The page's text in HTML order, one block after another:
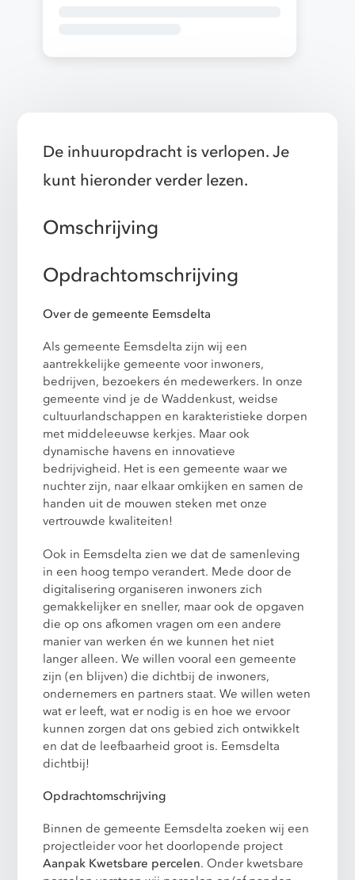
De inhuuropdracht is verlopen. Je
kunt hieronder verder lezen.
Omschrijving
Opdrachtomschrijving
Over de gemeente Eemsdelta
Als gemeente Eemsdelta zijn wij een
aantrekkelijke gemeente voor inwoners,
bedrijven, bezoekers én medewerkers. In onze
gemeente vind je de Waddenkust, weidse
cultuurlandschappen en karakteristieke dorpen
met middeleeuwse kerkjes. Maar ook
dynamische havens en innovatieve
bedrijvigheid. Het is een gemeente waar we
nuchter zijn, naar elkaar omkijken en samen de
handen uit de mouwen steken met onze
vertrouwde kwaliteiten!
Ook in Eemsdelta zien we dat de samenleving
in een hoog tempo verandert. Mede door de
digitalisering organiseren inwoners zich
gemakkelijker en sneller, maar ook de opgaven
die op ons afkomen vragen om een andere
manier van werken én we kunnen het niet
langer alleen. We willen vooral een gemeente
zijn (en blijven) die dichtbij de inwoners,
ondernemers en partners staat. We willen weten
wat er leeft, wat er nodig is en hoe we ervoor
kunnen zorgen dat ons gebied zich ontwikkelt
en dat de leefbaarheid groot is. Eemsdelta
dichtbij!
Opdrachtomschrijving
Binnen de gemeente Eemsdelta zoeken wij een
projectleider voor het doorlopende project
Aanpak Kwetsbare percelen. Onder kwetsbare